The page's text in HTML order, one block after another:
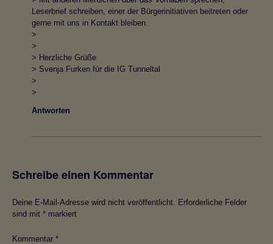
Leserbrief schreiben, einer der Bürgerinitiativen beitreten oder
gerne mit uns in Kontakt bleiben.
>
>
> Herzliche Grüße
> Svenja Furken für die IG Tunneltal
>
>
Antworten
Schreibe einen Kommentar
Deine E-Mail-Adresse wird nicht veröffentlicht. Erforderliche Felder
sind mit * markiert
Kommentar *